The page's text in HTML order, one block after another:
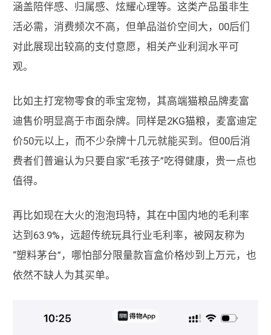
涵盖陪伴感、归属感、炫耀心理等。这类产品虽非生
活必需，消费频次不高，但单品溢价空间大，00后们
对此展现出较高的支付意愿，相关产业利润水平可
观。
比如主打宠物零食的乖宝宠物，其高端猫粮品牌麦富
迪售价明显高于市面杂牌。同样是2KG猫粮，麦富迪定
价50元以上，而不少杂牌十几元就能买到。但00后消
费者们普遍认为只要自家“毛孩子”吃得健康，贵一点也
值得。
再比如现在大火的泡泡玛特，其在中国内地的毛利率
达到63.9%，远超传统玩具行业毛利率，被网友称为
“塑料茅台”，哪怕部分限量款盲盒价格炒到上万元，也
依然不缺人为其买单。